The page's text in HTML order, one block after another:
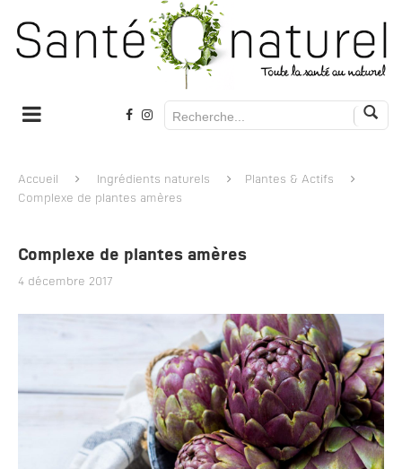
Accueil Ingrédients naturels
Plantes & Actifs
Complexe de plantes amères
Complexe de plantes amères
4 décembre 2017